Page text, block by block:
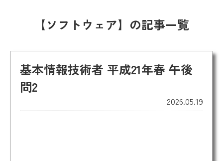
【ソフトウェア】の記事一覧
基本情報技術者 平成21年春 午後
問2
2026.05.19